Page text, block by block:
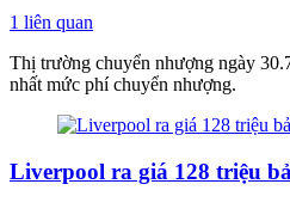
1 liên quan
Thị trường chuyển nhượng ngày
nhất mức phí chuyển nhượng.
Liverpool ra giá 128 triệu